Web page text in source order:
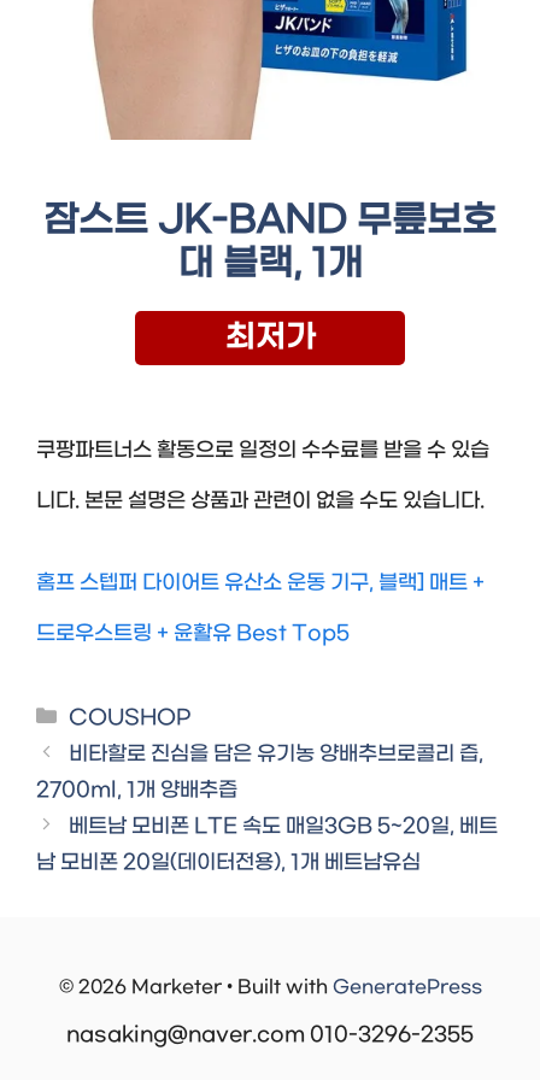
잠스트 JK-BAND 무릎보호
대 블랙, 1개
최저가
쿠팡파트너스 활동으로 일정의 수수료를 받을 수 있습
니다. 본문 설명은 상품과 관련이 없을 수도 있습니다.
홈프 스텝퍼 다이어트 유산소 운동 기구, 블랙] 매트 +
드로우스트링 + 윤활유 Best Top5
Categories
COUSHOP
비타할로 진심을 담은 유기농 양배추브로콜리 즙,
2700ml, 1개 양배추즙
베트남 모비폰 LTE 속도 매일3GB 5~20일, 베트
남 모비폰 20일(데이터전용), 1개 베트남유심
© 2026 Marketer • Built with GeneratePress
nasaking@naver.com 010-3296-2355